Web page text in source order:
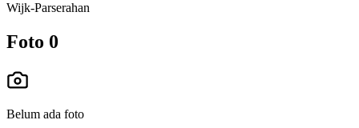
Wijk-Parserahan
Foto 0
Belum ada foto